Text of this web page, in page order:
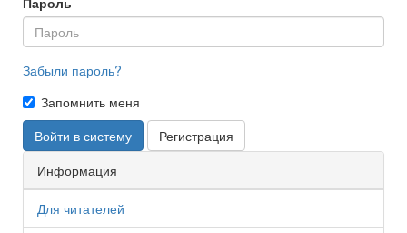
Забыли пароль?
Запомнить меня
Войти в систему
Регистрация
Информация
Для читателей